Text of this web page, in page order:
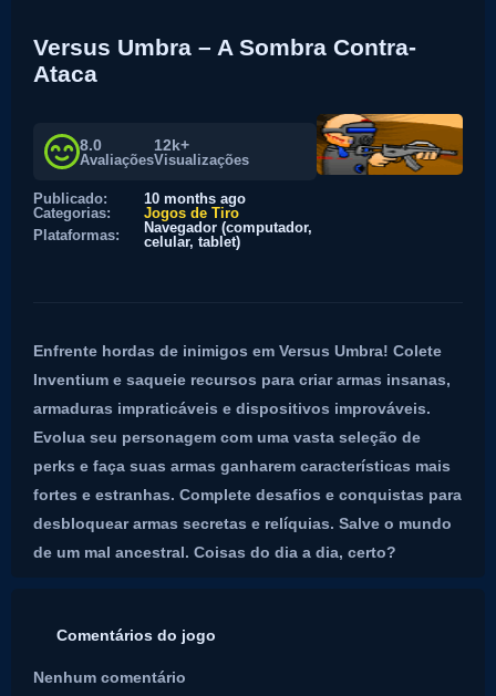
Versus Umbra – A Sombra Contra-
Ataca
8.0
Avaliações
12k+
Visualizações
Publicado:
10 months ago
Categorias:
Jogos de Tiro
Plataformas:
Navegador (computador,
celular, tablet)
Enfrente hordas de inimigos em Versus Umbra! Colete
Inventium e saqueie recursos para criar armas insanas,
armaduras impraticáveis e dispositivos improváveis.
Evolua seu personagem com uma vasta seleção de
perks e faça suas armas ganharem características mais
fortes e estranhas. Complete desafios e conquistas para
desbloquear armas secretas e relíquias. Salve o mundo
de um mal ancestral. Coisas do dia a dia, certo?
Comentários do jogo
Nenhum comentário